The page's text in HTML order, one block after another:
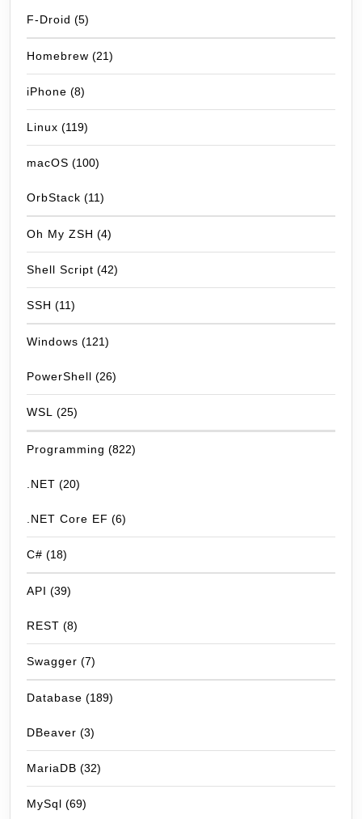
F-Droid (5)
Homebrew (21)
iPhone (8)
Linux (119)
macOS (100)
OrbStack (11)
Oh My ZSH (4)
Shell Script (42)
SSH (11)
Windows (121)
PowerShell (26)
WSL (25)
Programming (822)
.NET (20)
.NET Core EF (6)
C# (18)
API (39)
REST (8)
Swagger (7)
Database (189)
DBeaver (3)
MariaDB (32)
MySql (69)